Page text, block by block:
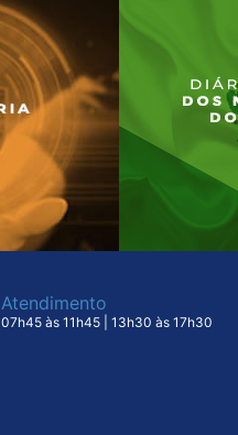
Atendimento
07h45 às 11h45 | 13h30 às 17h30